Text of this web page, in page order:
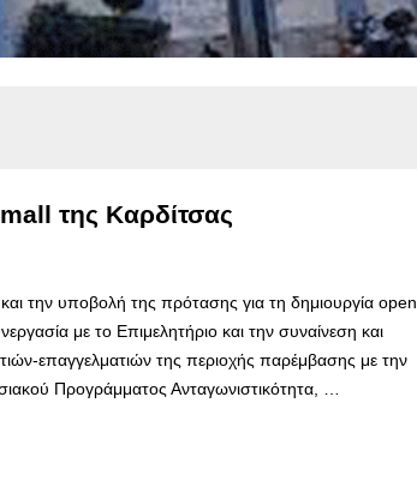
της Καρδίτσας
την υποβολή της πρότασης για τη δημιουργία open
με το Επιμελητήριο και την συναίνεση και
επαγγελματιών της περιοχής παρέμβασης με την
Προγράμματος Ανταγωνιστικότητα, …